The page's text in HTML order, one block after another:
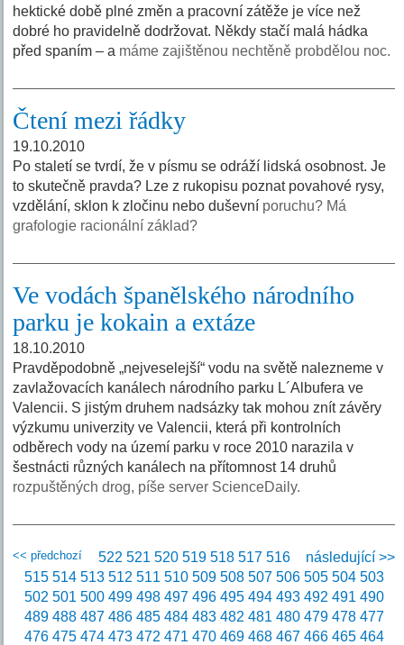
hektické době plné změn a pracovní zátěže je více než
dobré ho pravidelně dodržovat. Někdy stačí malá hádka
před spaním – a máme zajištěnou nechtěně probdělou noc.
Čtení mezi řádky
19.10.2010
Po staletí se tvrdí, že v písmu se odráží lidská osobnost. Je
to skutečně pravda? Lze z rukopisu poznat povahové rysy,
vzdělání, sklon k zločinu nebo duševní poruchu? Má
grafologie racionální základ?
Ve vodách španělského národního
parku je kokain a extáze
18.10.2010
Pravděpodobně „nejveselejší“ vodu na světě nalezneme v
zavlažovacích kanálech národního parku L´Albufera ve
Valencii. S jistým druhem nadsázky tak mohou znít závěry
výzkumu univerzity ve Valencii, která při kontrolních
odběrech vody na území parku v roce 2010 narazila v
šestnácti různých kanálech na přítomnost 14 druhů
rozpuštěných drog, píše server ScienceDaily.
<< předchozí následující >>
522 521 520 519 518 517 516
515 514 513 512 511 510 509 508 507 506 505 504 503
502 501 500 499 498 497 496 495 494 493 492 491 490
489 488 487 486 485 484 483 482 481 480 479 478 477
476 475 474 473 472 471 470 469 468 467 466 465 464